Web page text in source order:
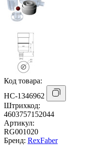
Код товара:
НС-1346962
Штрихкод:
4603757152044
Артикул:
RG001020
Бренд: RexFaber